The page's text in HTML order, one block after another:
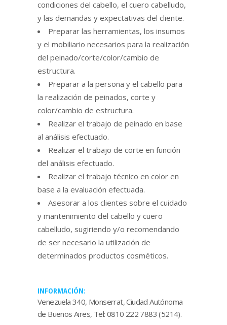
condiciones del cabello, el cuero cabelludo,
y las demandas y expectativas del cliente.
Preparar las herramientas, los insumos
y el mobiliario necesarios para la realización
del peinado/corte/color/cambio de
estructura.
Preparar a la persona y el cabello para
la realización de peinados, corte y
color/cambio de estructura.
Realizar el trabajo de peinado en base
al análisis efectuado.
Realizar el trabajo de corte en función
del análisis efectuado.
Realizar el trabajo técnico en color en
base a la evaluación efectuada.
Asesorar a los clientes sobre el cuidado
y mantenimiento del cabello y cuero
cabelludo, sugiriendo y/o recomendando
de ser necesario la utilización de
determinados productos cosméticos.
INFORMACIÓN:
Venezuela 340, Monserrat, Ciudad Autónoma
de Buenos Aires, Tel: 0810 222 7883 (5214).